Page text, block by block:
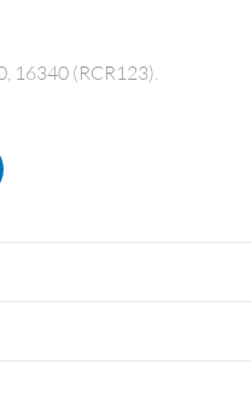
16340 (RCR123).